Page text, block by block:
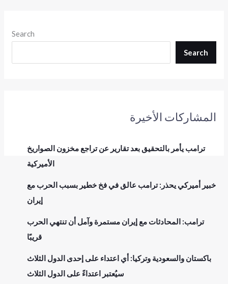
Search
Search
المشاركات الأخيرة
ترامب يأمر بالتحقيق بعد تقارير عن تراجع مخزون الصواريخ
الأميركية
خبير أميركي يحذر: ترامب عالق في فخ خطير بسبب الحرب مع
إيران
ترامب: المحادثات مع إيران مستمرة وآمل أن تنتهي الحرب
قريبًا
باكستان والسعودية وتركيا: أي اعتداء على إحدى الدول الثلاث
سيُعتبر اعتداءً على الدول الثلاث